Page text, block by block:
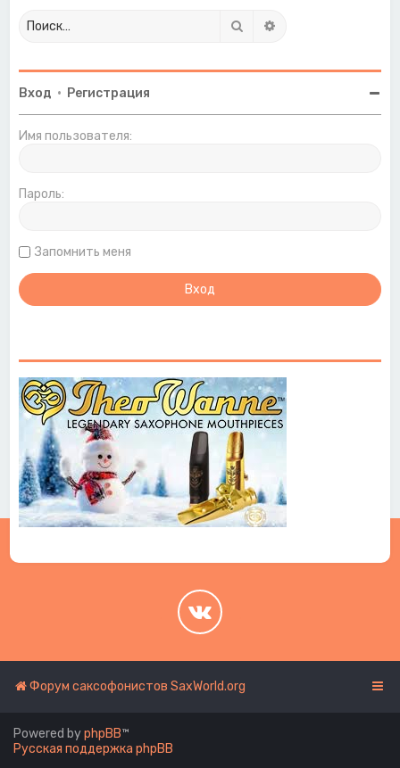
Поиск
Вход • Регистрация
Имя пользователя:
Пароль:
Запомнить меня
Форум саксофонистов SaxWorld.org
Powered byphpBB™
Русская поддержка phpBB